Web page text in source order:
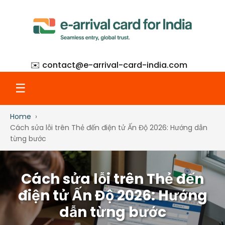
✉️ contact@e-arrival-card-india.com
☰
Home
What Is eAC
How to Apply
Step-by-Step with Screenshots
Home
Cách sửa lỗi trên Thẻ đến điện tử Ấn Độ 2026: Hướng dẫn
từng bước
Cách sửa lỗi trên Thẻ đến
điện tử Ấn Độ 2026: Hướng
dẫn từng bước